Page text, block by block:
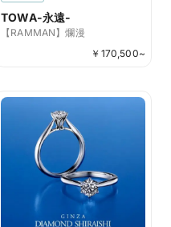
TOWA-永遠-
【RAMMAN】爛漫
￥ 170,500~